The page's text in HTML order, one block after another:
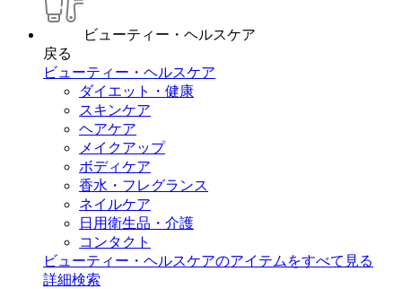
ビューティー・ヘルスケア
戻る
ビューティー・ヘルスケア
ダイエット・健康
スキンケア
ヘアケア
メイクアップ
ボディケア
香水・フレグランス
ネイルケア
日用衛生品・介護
コンタクト
ビューティー・ヘルスケアのアイテムをすべて見る
詳細検索